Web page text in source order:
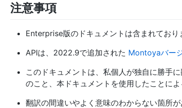
注意事項
Enterprise版のドキュメントは含まれており
APIは、2022.9で追加された Montoyaバー
このドキュメントは、私個人が独自に勝手
のこと、本ドキュメントを使用したことに
翻訳の間違いやよく意味のわからない箇所が